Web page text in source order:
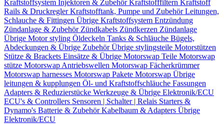
Kraftstoffsystem Injektoren & ZubehörKraftstofffiltern Kraftstoff
Rails & DruckreglerKraftstofftank, Pumpe und ZubehörLeitungen,
Schlauche & Fittingen Übrige Kraftstoffsystem Entzündung
Zündanlage & Zubehör Zündkabels Zündkerzen Zündanlage
Übrige Motor styling Öldeckeln Tanks & Schläuche Bügels,
Abdeckungen & Übrige ZubehörÜbrige stylingsteile Motorstützen
Stütze & Brackets Einsätze & Übrige Motorswap Teile Motorswap
stütze Motorswap Antriebswellen Motorswap Fächerkrümmer
Motorswap harnesses Motorswap Pakete Motorswap Übrige
leitungen & kupplungen Öl- und Kraftstoffschläuche Fassungen
Adapters & Reduzierstücke Werkzeuge & Übrige Elektronik/ECU
ECU's & Controllers Sensoren | Schalter | Relais Starters &
Dynamo's Batterie & ZubehörKabelbaum & Adapters Übrige
Elektronik/ECU